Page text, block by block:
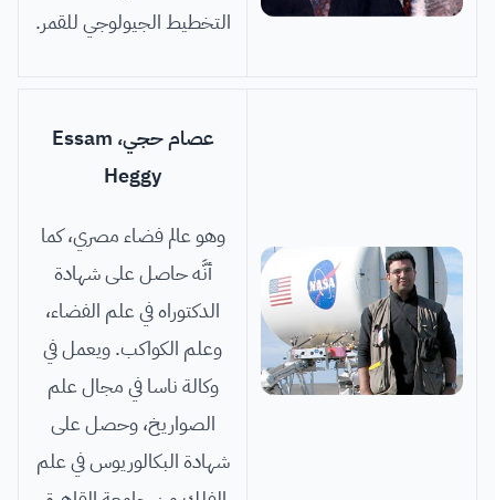
التخطيط الجيولوجي للقمر.
عصام حجي، Essam
Heggy
وهو عالم فضاء مصري، كما
أنَّه حاصل على شهادة
الدكتوراه في علم الفضاء،
وعلم الكواكب. ويعمل في
وكالة ناسا في مجال علم
الصواريخ، وحصل على
شهادة البكالوريوس في علم